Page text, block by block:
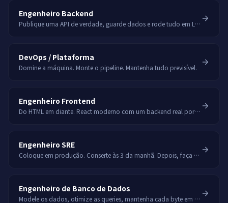
Engenheiro Backend
Publique uma API de verdade, guarde dados e rode tudo em Linux.
DevOps / Plataforma
Domine a máquina. Monte o pipeline. Mantenha tudo previsível.
Engenheiro Frontend
Do HTML em diante. React moderno com um backend real por trás.
Engenheiro SRE
Coloque em produção. Conserte às 3 da manhã. Depois, faça com que isso nunca mais aconteça.
Engenheiro de Banco de Dados
Modele os dados, otimize as queries, mantenha cada byte em segurança.